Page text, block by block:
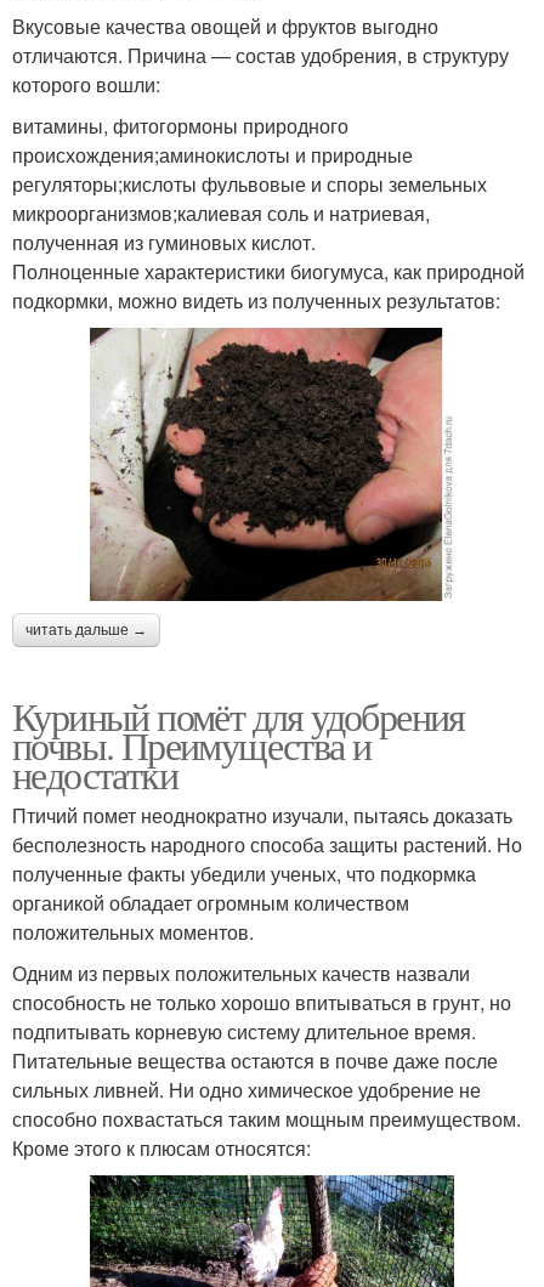
Вкусовые качества овощей и фруктов выгодно
отличаются. Причина — состав удобрения, в структуру
которого вошли:
витамины, фитогормоны природного
происхождения;аминокислоты и природные
регуляторы;кислоты фульвовые и споры земельных
микроорганизмов;калиевая соль и натриевая,
полученная из гуминовых кислот.
Полноценные характеристики биогумуса, как природной
подкормки, можно видеть из полученных результатов:
читать дальше →
Куриный помёт для удобрения
почвы. Преимущества и
недостатки
Птичий помет неоднократно изучали, пытаясь доказать
бесполезность народного способа защиты растений. Но
полученные факты убедили ученых, что подкормка
органикой обладает огромным количеством
положительных моментов.
Одним из первых положительных качеств назвали
способность не только хорошо впитываться в грунт, но
подпитывать корневую систему длительное время.
Питательные вещества остаются в почве даже после
сильных ливней. Ни одно химическое удобрение не
способно похвастаться таким мощным преимуществом.
Кроме этого к плюсам относятся: